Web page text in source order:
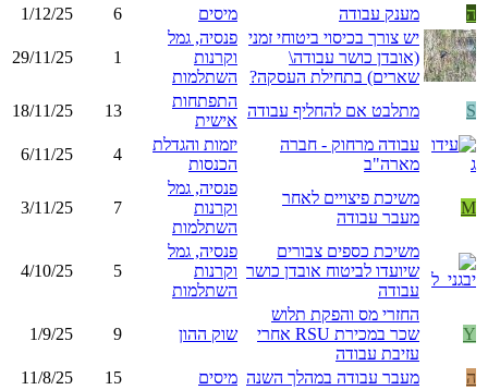
ה מענק עבודה מיסים 6
1/12/25
יש צורך בכיסוי ביטוחי זמני
(אובדן כושר עבודה\
שארים) בתחילת העסקה?
פנסיה, גמל
וקרנות
השתלמות
1
29/11/25
S מתלבט אם להחליף עבודה
התפתחות
אישית
13
18/11/25
עבודה מרחוק - חברה
מארה"ב
יזמות והגדלת
הכנסות
4
6/11/25
M
משיכת פיצויים לאחר
מעבר עבודה
פנסיה, גמל
וקרנות
השתלמות
7
3/11/25
משיכת כספים צבורים
שיועדו לביטוח אובדן כושר
עבודה
פנסיה, גמל
וקרנות
השתלמות
5
4/10/25
Y
החזרי מס והפקת תלוש
שכר במכירת RSU אחרי
עזיבת עבודה
שוק ההון 9
1/9/25
ה מעבר עבודה במהלך השנה מיסים 15
11/8/25